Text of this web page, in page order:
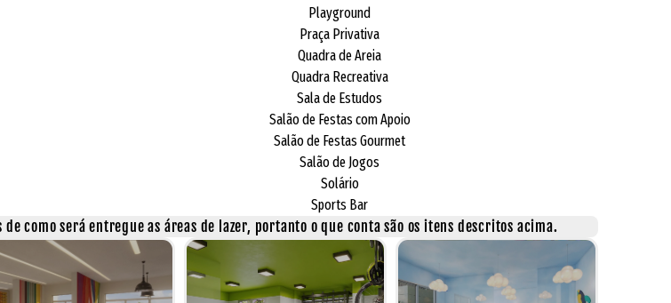
Playground
Praça Privativa
Quadra de Areia
Quadra Recreativa
Sala de Estudos
Salão de Festas com Apoio
Salão de Festas Gourmet
Salão de Jogos
Solário
Sports Bar
como será entregue as áreas de lazer, portanto o que conta são os itens descritos acima.